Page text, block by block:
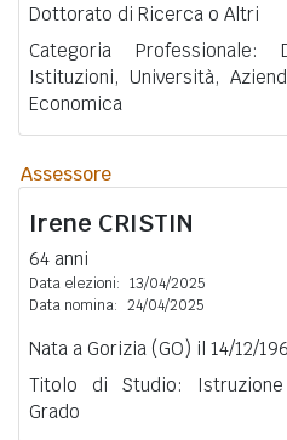
Dottorato di Ricerca o Altri
Categoria
Istituzioni, Università,
Economica
Assessore
Irene CRISTIN
64 anni
Data elezioni: 13/04/2025
Data nomina: 24/04/2025
Nata a Gorizia (GO) il 14/12/
Titolo di Studio:
Grado